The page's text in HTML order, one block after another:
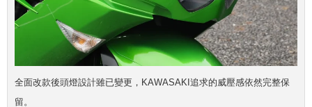
全面改款後頭燈設計雖已變更，KAWASAKI追求的威壓感依然完整保
留。